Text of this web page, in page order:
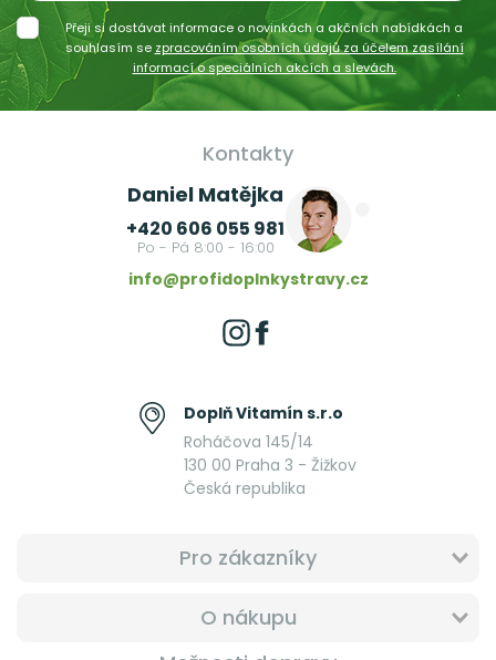
Přeji si dostávat informace o novinkách a akčních nabídkách a
souhlasím se zpracováním osobních údajů za účelem zasílání
informací o speciálních akcích a slevách.
Kontakty
Daniel Matějka
+420 606 055 981
Po - Pá 8:00 - 16:00
info@profidoplnkystravy.cz
Doplň Vitamín s.r.o
Roháčova 145/14
130 00 Praha 3 - Žižkov
Česká republika
Pro zákazníky
O nákupu